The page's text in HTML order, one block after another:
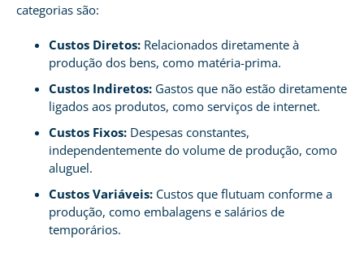
categorias são:
Custos Diretos: Relacionados diretamente à
produção dos bens, como matéria-prima.
Custos Indiretos: Gastos que não estão diretamente
ligados aos produtos, como serviços de internet.
Custos Fixos: Despesas constantes,
independentemente do volume de produção, como
aluguel.
Custos Variáveis: Custos que flutuam conforme a
produção, como embalagens e salários de
temporários.